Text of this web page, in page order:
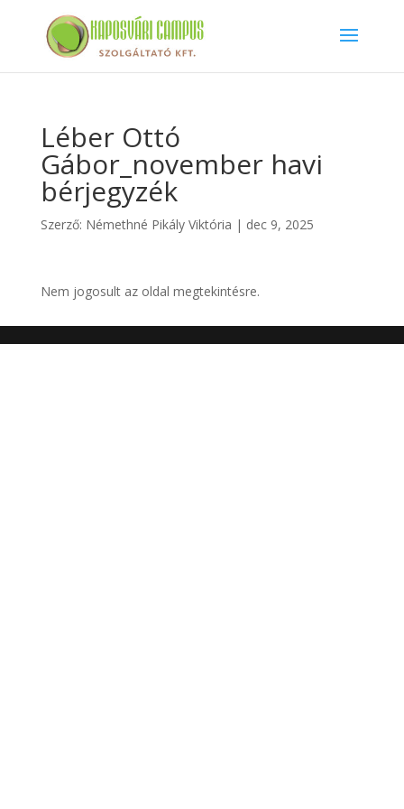
Léber Ottó
Gábor_november havi
bérjegyzék
Szerző: Némethné Pikály Viktória | dec 9, 2025
Nem jogosult az oldal megtekintésre.